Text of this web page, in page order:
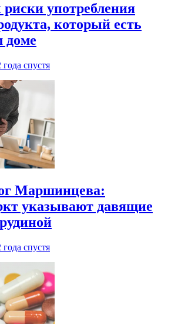
употребления
который есть
доме
года спустя
Маршинцева:
указывают давящие
года спустя